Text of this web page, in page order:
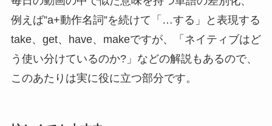
例えば”a+動作名詞”を続けて「…する」と表現する
take、get、have、makeですが、
「ネイティブはど
う使い分けているのか?」 などの解説もあるので、
このあたりは実に役に立つ部分です。